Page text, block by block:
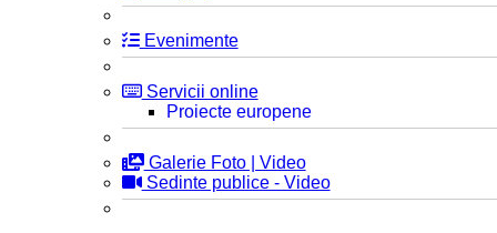
Evenimente
Servicii online
Proiecte europene
Galerie Foto | Video
Sedinte publice - Video